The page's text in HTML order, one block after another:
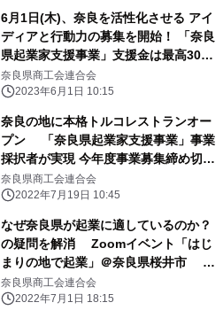
6月1日(木)、奈良を活性化させる アイ
ディアと行動力の募集を開始！ 「奈良
県起業家支援事業」支援金は最高300
万円
奈良県商工会連合会
2023年6月1日 10:15
奈良の地に本格トルコレストランオー
プン 「奈良県起業家支援事業」事業
採択者が実現 今年度事業募集締め切り
間近！7月29日郵送必着
奈良県商工会連合会
2022年7月19日 10:45
なぜ奈良県が起業に適しているのか？
の疑問を解消 Zoomイベント「はじ
まりの地で起業」＠奈良県桜井市 7
月15日開催！申込受付中
奈良県商工会連合会
2022年7月1日 18:15